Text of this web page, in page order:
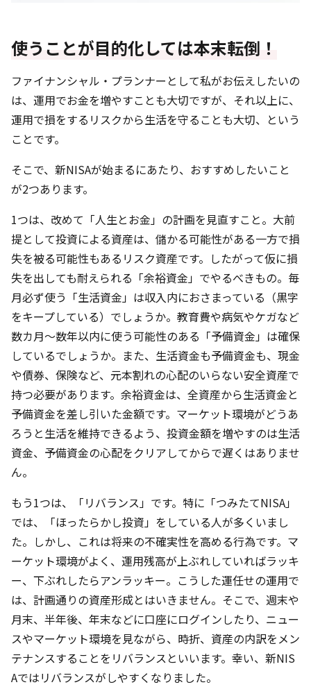
使うことが目的化しては本末転倒！
ファイナンシャル・プランナーとして私がお伝えしたいの
は、運用でお金を増やすことも大切ですが、それ以上に、
運用で損をするリスクから生活を守ることも大切、という
ことです。
そこで、新NISAが始まるにあたり、おすすめしたいこと
が2つあります。
1つは、改めて「人生とお金」の計画を見直すこと。大前
提として投資による資産は、儲かる可能性がある一方で損
失を被る可能性もあるリスク資産です。したがって仮に損
失を出しても耐えられる「余裕資金」でやるべきもの。毎
月必ず使う「生活資金」は収入内におさまっている（黒字
をキープしている）でしょうか。教育費や病気やケガなど
数カ月～数年以内に使う可能性のある「予備資金」は確保
しているでしょうか。また、生活資金も予備資金も、現金
や債券、保険など、元本割れの心配のいらない安全資産で
持つ必要があります。余裕資金は、全資産から生活資金と
予備資金を差し引いた金額です。マーケット環境がどうあ
ろうと生活を維持できるよう、投資金額を増やすのは生活
資金、予備資金の心配をクリアしてからで遅くはありませ
ん。
もう1つは、「リバランス」です。特に「つみたてNISA」
では、「ほったらかし投資」をしている人が多くいまし
た。しかし、これは将来の不確実性を高める行為です。マ
ーケット環境がよく、運用残高が上ぶれしていればラッキ
ー、下ぶれしたらアンラッキー。こうした運任せの運用で
は、計画通りの資産形成とはいきません。そこで、週末や
月末、半年後、年末などに口座にログインしたり、ニュー
スやマーケット環境を見ながら、時折、資産の内訳をメン
テナンスすることをリバランスといいます。幸い、新NIS
Aではリバランスがしやすくなりました。